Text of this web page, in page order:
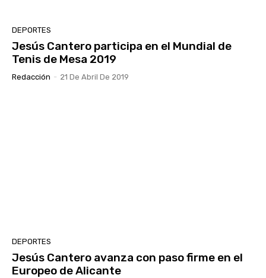
DEPORTES
Jesús Cantero participa en el Mundial de
Tenis de Mesa 2019
Redacción - 21 De Abril De 2019
DEPORTES
Jesús Cantero avanza con paso firme en el
Europeo de Alicante